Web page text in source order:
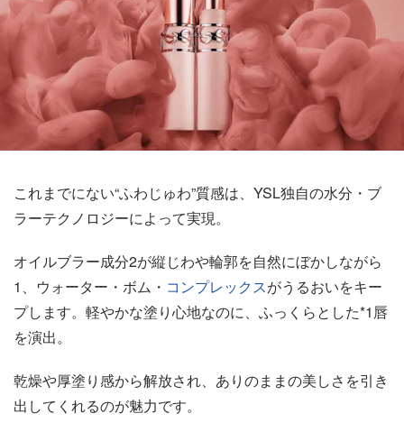
これまでにない“ふわじゅわ”質感は、YSL独自の水分・ブ
ラーテクノロジーによって実現。
オイルブラー成分2が縦じわや輪郭を自然にぼかしながら
1、ウォーター・ボム・ コンプレックスがうるおいをキー
プします。軽やかな塗り心地なのに、ふっくらとした*1唇
を演出。
乾燥や厚塗り感から解放され、ありのままの美しさを引き
出してくれるのが魅力です。